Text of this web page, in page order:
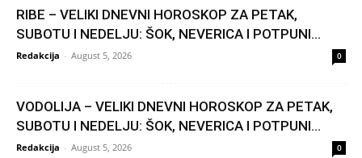
RIBE – VELIKI DNEVNI HOROSKOP ZA PETAK,
SUBOTU I NEDELJU: ŠOK, NEVERICA I POTPUNI...
Redakcija - August 5, 2026 0
VODOLIJA – VELIKI DNEVNI HOROSKOP ZA PETAK,
SUBOTU I NEDELJU: ŠOK, NEVERICA I POTPUNI...
Redakcija - August 5, 2026 0